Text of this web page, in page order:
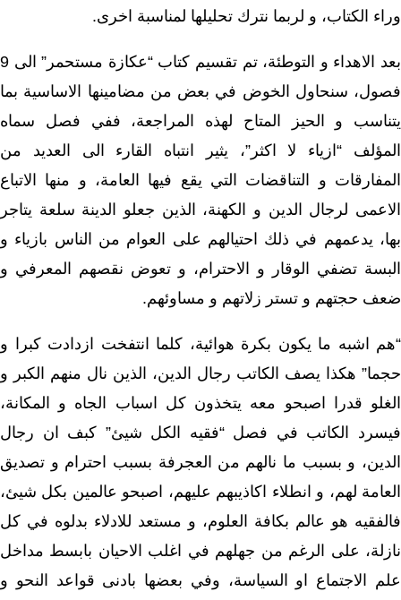
وراء الكتاب، و لربما نترك تحليلها لمناسبة اخرى.
بعد الاهداء و التوطئة، تم تقسيم كتاب “عكازة مستحمر” الى 9
فصول، سنحاول الخوض في بعض من مضامينها الاساسية بما
يتناسب و الحيز المتاح لهذه المراجعة، ففي فصل سماه
المؤلف “ازياء لا اكثر”، يثير انتباه القارء الى العديد من
المفارقات و التناقضات التي يقع فيها العامة، و منها الاتباع
الاعمى لرجال الدين و الكهنة، الذين جعلو الدينة سلعة يتاجر
بها، يدعمهم في ذلك احتيالهم على العوام من الناس بازياء و
البسة تضفي الوقار و الاحترام، و تعوض نقصهم المعرفي و
ضعف حجتهم و تستر زلاتهم و مساوئهم.
“هم اشبه ما يكون بكرة هوائية، كلما انتفخت ازدادت كبرا و
حجما” هكذا يصف الكاتب رجال الدين، الذين نال منهم الكبر و
الغلو قدرا اصبحو معه يتخذون كل اسباب الجاه و المكانة،
فيسرد الكاتب في فصل “فقيه الكل شيئ” كبف ان رجال
الدين، و بسبب ما نالهم من العجرفة بسبب احترام و تصديق
العامة لهم، و انطلاء اكاذيبهم عليهم، اصبحو عالمين بكل شيئ،
فالفقيه هو عالم بكافة العلوم، و مستعد للادلاء بدلوه في كل
نازلة، على الرغم من جهلهم في اغلب الاحيان بابسط مداخل
علم الاجتماع او السياسة، وفي بعضها بادنى قواعد النحو و